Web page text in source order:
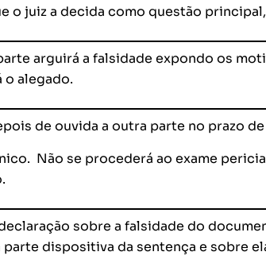
o juiz a decida como questão
arguirá a falsidade expondo os
o alegado.
de ouvida a outra parte no prazo
Não se procederá ao exame
sobre a falsidade do
parte dispositiva da sentença e sobre